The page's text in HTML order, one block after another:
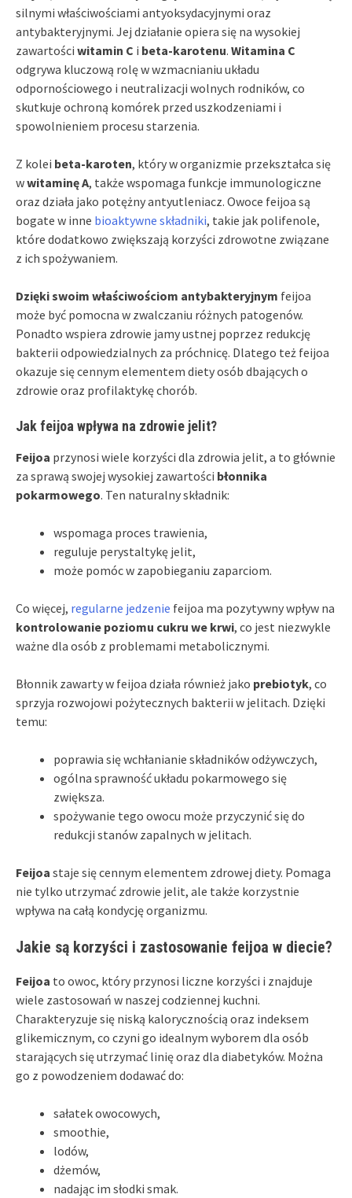
silnymi właściwościami antyoksydacyjnymi oraz
antybakteryjnymi. Jej działanie opiera się na wysokiej
zawartości witamin C i beta-karotenu. Witamina C
odgrywa kluczową rolę w wzmacnianiu układu
odpornościowego i neutralizacji wolnych rodników, co
skutkuje ochroną komórek przed uszkodzeniami i
spowolnieniem procesu starzenia.
Z kolei beta-karoten, który w organizmie przekształca się
wwitaminę A, także wspomaga funkcje immunologiczne
oraz działa jako potężny antyutleniacz. Owoce feijoa są
bogate w inne bioaktywne składniki, takie jak polifenole,
które dodatkowo zwiększają korzyści zdrowotne związane
z ich spożywaniem.
Dzięki swoim właściwościom antybakteryjnym feijoa
może być pomocna w zwalczaniu różnych patogenów.
Ponadto wspiera zdrowie jamy ustnej poprzez redukcję
bakterii odpowiedzialnych za próchnicę. Dlatego też feijoa
okazuje się cennym elementem diety osób dbających o
zdrowie oraz profilaktykę chorób.
Jak feijoa wpływa na zdrowie jelit?
Feijoa przynosi wiele korzyści dla zdrowia jelit, a to głównie
za sprawą swojej wysokiej zawartości błonnika
pokarmowego. Ten naturalny składnik:
wspomaga proces trawienia,
reguluje perystaltykę jelit,
może pomóc w zapobieganiu zaparciom.
Co więcej, regularne jedzenie feijoa ma pozytywny wpływ na
kontrolowanie poziomu cukru we krwi, co jest niezwykle
ważne dla osób z problemami metabolicznymi.
Błonnik zawarty w feijoa działa również jako prebiotyk, co
sprzyja rozwojowi pożytecznych bakterii w jelitach. Dzięki
temu:
poprawia się wchłanianie składników odżywczych,
ogólna sprawność układu pokarmowego się
zwiększa.
spożywanie tego owocu może przyczynić się do
redukcji stanów zapalnych w jelitach.
Feijoa staje się cennym elementem zdrowej diety. Pomaga
nie tylko utrzymać zdrowie jelit, ale także korzystnie
wpływa na całą kondycję organizmu.
Jakie są korzyści i zastosowanie feijoa w diecie?
Feijoa to owoc, który przynosi liczne korzyści i znajduje
wiele zastosowań w naszej codziennej kuchni.
Charakteryzuje się niską kalorycznością oraz indeksem
glikemicznym, co czyni go idealnym wyborem dla osób
starających się utrzymać linię oraz dla diabetyków. Można
go z powodzeniem dodawać do:
sałatek owocowych,
smoothie,
lodów,
dżemów,
nadając im słodki smak.